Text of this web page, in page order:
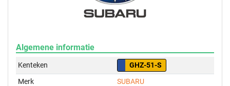
Algemene informatie
Kenteken
GHZ-51-S
Merk
SUBARU